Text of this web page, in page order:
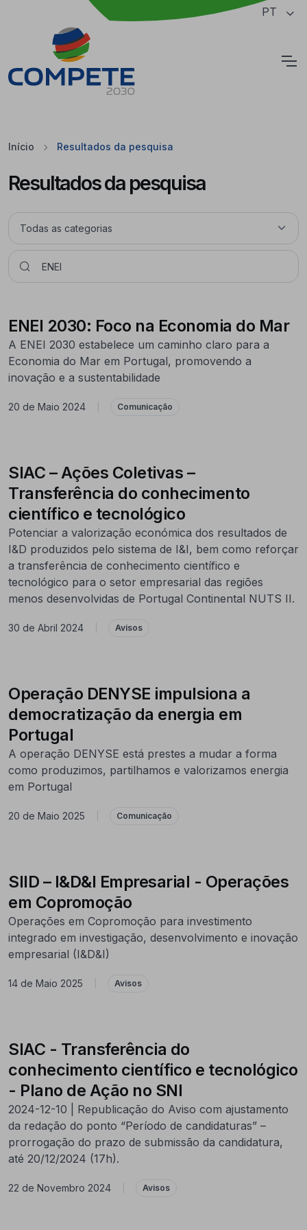
Saltar para o conteúdo principal da página PT
Início Resultados da pesquisa
Resultados da pesquisa
ENEI 2030: Foco na Economia do Mar
A ENEI 2030 estabelece um caminho claro para a
Economia do Mar em Portugal, promovendo a
inovação e a sustentabilidade
20 de Maio 2024 Comunicação
SIAC – Ações Coletivas –
Transferência do conhecimento
científico e tecnológico
Potenciar a valorização económica dos resultados de
I&D produzidos pelo sistema de I&I, bem como reforçar
a transferência de conhecimento científico e
tecnológico para o setor empresarial das regiões
menos desenvolvidas de Portugal Continental NUTS II.
30 de Abril 2024 Avisos
Operação DENYSE impulsiona a
democratização da energia em
Portugal
A operação DENYSE está prestes a mudar a forma
como produzimos, partilhamos e valorizamos energia
em Portugal
20 de Maio 2025 Comunicação
SIID – I&D&I Empresarial - Operações
em Copromoção
Operações em Copromoção para investimento
integrado em investigação, desenvolvimento e inovação
empresarial (I&D&I)
14 de Maio 2025 Avisos
SIAC - Transferência do
conhecimento científico e tecnológico
- Plano de Ação no SNI
2024-12-10 | Republicação do Aviso com ajustamento
da redação do ponto “Período de candidaturas” –
prorrogação do prazo de submissão da candidatura,
até 20/12/2024 (17h).
22 de Novembro 2024 Avisos